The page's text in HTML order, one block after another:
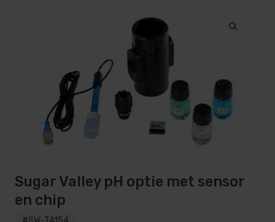
Sugar Valley pH optie met sensor
en chip